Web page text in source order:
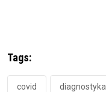
Tags:
covid diagnostyka